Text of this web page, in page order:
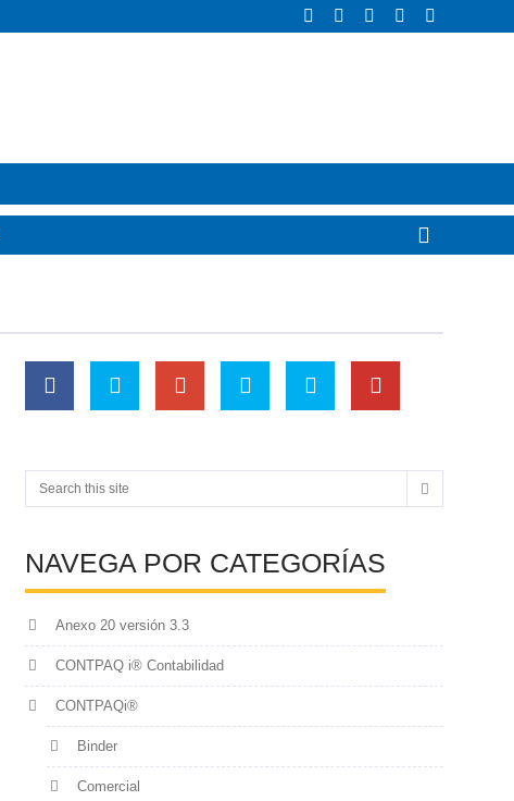
NAVEGA POR CATEGORÍAS
Anexo 20 versión 3.3
CONTPAQ i® Contabilidad
CONTPAQi®
Binder
Comercial